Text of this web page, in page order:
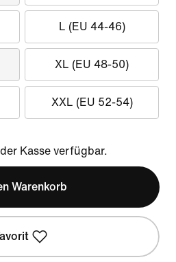
L (EU 44-46)
XL (EU 48-50)
XXL (EU 52-54)
Kasse verfügbar.
Warenkorb